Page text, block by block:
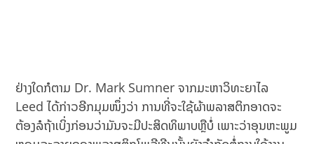
ຢ່າງໃດກໍຕາມ Dr. Mark Sumner ຈາກມະຫາວິທະຍາໄລ
Leed ໄດ້ກ່າວອີກມຸມໜຶ່ງວ່າ ການທີ່ຈະໃຊ້ຜ້າພລາສຕິກອາດຈະ
ຕ້ອງລໍຖ້າເບິ່ງກ່ອນວ່າມັນຈະມີປະສິດທິພາບຫຼືບໍ່ ເພາະວ່າອຸນຫະພູມ